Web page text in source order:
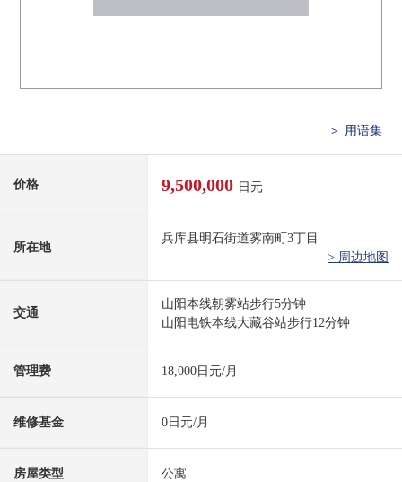
＞ 用语集
价格 9,500,000 日元
所在地
兵库县明石街道雾南町3丁目
> 周边地图
交通
山阳本线朝雾站步行5分钟
山阳电铁本线大藏谷站步行12分钟
管理费 18,000日元/月
维修基金 0日元/月
房屋类型 公寓